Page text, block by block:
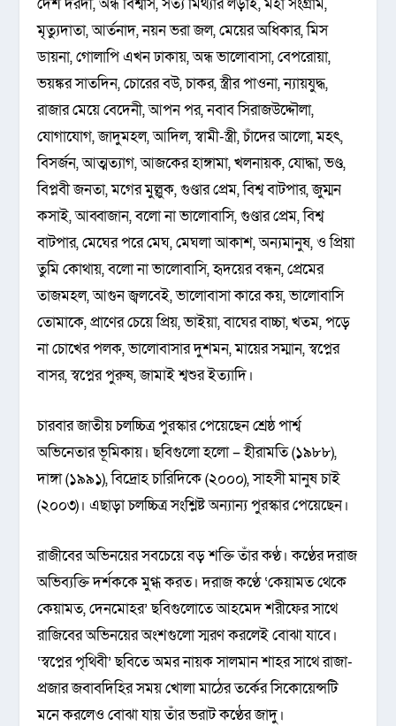
মৃত্যুদাতা, আর্তনাদ, নয়ন ভরা জল, মেয়ের অধিকার, মিস
ডায়না, গোলাপি এখন ঢাকায়, অন্ধ ভালোবাসা, বেপরোয়া,
ভয়ঙ্কর সাতদিন, চোরের বউ, চাকর, স্ত্রীর পাওনা, ন্যায়যুদ্ধ,
রাজার মেয়ে বেদেনী, আপন পর, নবাব সিরাজউদ্দৌলা,
যোগাযোগ, জাদুমহল, আদিল, স্বামী-স্ত্রী, চাঁদের আলো, মহৎ,
বিসর্জন, আত্মত্যাগ, আজকের হাঙ্গামা, খলনায়ক, যোদ্ধা, ভণ্ড,
বিপ্লবী জনতা, মগের মুল্লুক, গুণ্ডার প্রেম, বিশ্ব বাটপার, জুম্মন
কসাই, আব্বাজান, বলো না ভালোবাসি, গুণ্ডার প্রেম, বিশ্ব
বাটপার, মেঘের পরে মেঘ, মেঘলা আকাশ, অন্যমানুষ, ও প্রিয়া
তুমি কোথায়, বলো না ভালোবাসি, হৃদয়ের বন্ধন, প্রেমের
তাজমহল, আগুন জ্বলবেই, ভালোবাসা কারে কয়, ভালোবাসি
তোমাকে, প্রাণের চেয়ে প্রিয়, ভাইয়া, বাঘের বাচ্চা, খতম, পড়ে
না চোখের পলক, ভালোবাসার দুশমন, মায়ের সম্মান, স্বপ্নের
বাসর, স্বপ্নের পুরুষ, জামাই শ্বশুর ইত্যাদি।
চারবার জাতীয় চলচ্চিত্র পুরস্কার পেয়েছেন শ্রেষ্ঠ পার্শ্ব
অভিনেতার ভূমিকায়। ছবিগুলো হলো – হীরামতি (১৯৮৮),
দাঙ্গা (১৯৯১), বিদ্রোহ চারিদিকে (২০০০), সাহসী মানুষ চাই
(২০০৩)। এছাড়া চলচ্চিত্র সংশ্লিষ্ট অন্যান্য পুরস্কার পেয়েছেন।
রাজীবের অভিনয়ের সবচেয়ে বড় শক্তি তাঁর কণ্ঠ। কণ্ঠের দরাজ
অভিব্যক্তি দর্শককে মুগ্ধ করত। দরাজ কণ্ঠে ‘কেয়ামত থেকে
কেয়ামত, দেনমোহর’ ছবিগুলোতে আহমেদ শরীফের সাথে
রাজিবের অভিনয়ের অংশগুলো স্মরণ করলেই বোঝা যাবে।
‘স্বপ্নের পৃথিবী’ ছবিতে অমর নায়ক সালমান শাহর সাথে রাজা-
প্রজার জবাবদিহির সময় খোলা মাঠের তর্কের সিকোয়েন্সটি
মনে করলেও বোঝা যায় তাঁর ভরাট কণ্ঠের জাদু।